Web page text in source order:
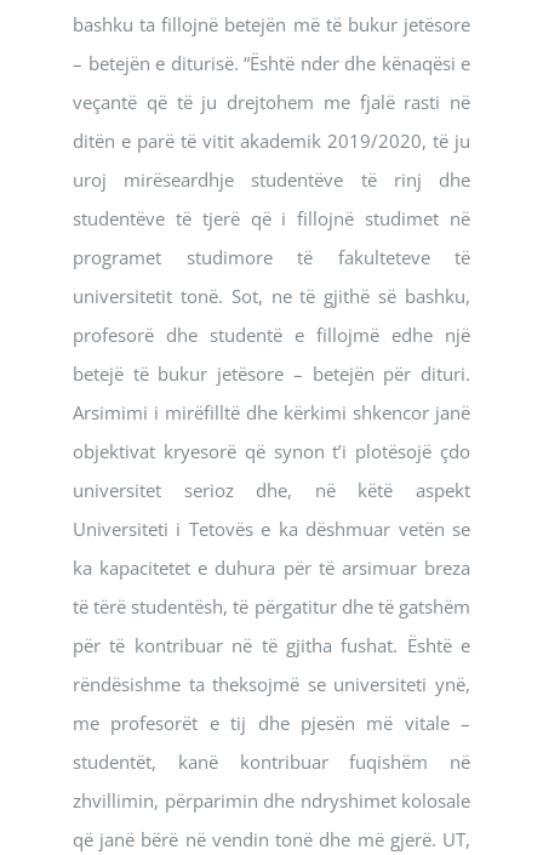
bashku ta fillojnë betejën më të bukur jetësore
– betejën e diturisë. “Është nder dhe kënaqësi e
veçantë që të ju drejtohem me fjalë rasti në
ditën e parë të vitit akademik 2019/2020, të ju
uroj mirëseardhje studentëve të rinj dhe
studentëve të tjerë që i fillojnë studimet në
programet studimore të fakulteteve të
universitetit tonë. Sot, ne të gjithë së bashku,
profesorë dhe studentë e fillojmë edhe një
betejë të bukur jetësore – betejën për dituri.
Arsimimi i mirëfilltë dhe kërkimi shkencor janë
objektivat kryesorë që synon t’i plotësojë çdo
universitet serioz dhe, në këtë aspekt
Universiteti i Tetovës e ka dëshmuar vetën se
ka kapacitetet e duhura për të arsimuar breza
të tërë studentësh, të përgatitur dhe të gatshëm
për të kontribuar në të gjitha fushat. Është e
rëndësishme ta theksojmë se universiteti ynë,
me profesorët e tij dhe pjesën më vitale –
studentët, kanë kontribuar fuqishëm në
zhvillimin, përparimin dhe ndryshimet kolosale
që janë bërë në vendin tonë dhe më gjerë. UT,